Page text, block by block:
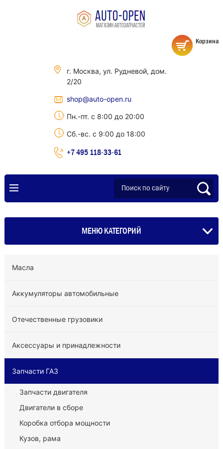
г. Москва, ул. Рудневой, дом.
2/20
shop@auto-open.ru
Пн.-пт. с 8:00 до 20:00
Сб.-вс. с 9:00 до 18:00
+7 495 118-33-61
Корзина
МЕНЮ КАТЕГОРИЙ
Масла
Аккумуляторы автомобильные
Отечественные грузовики
Аксессуары и принадлежности
Запчасти ГАЗ
Запчасти двигателя
Двигатели в сборе
Коробка отбора мощности
Кузов, рама